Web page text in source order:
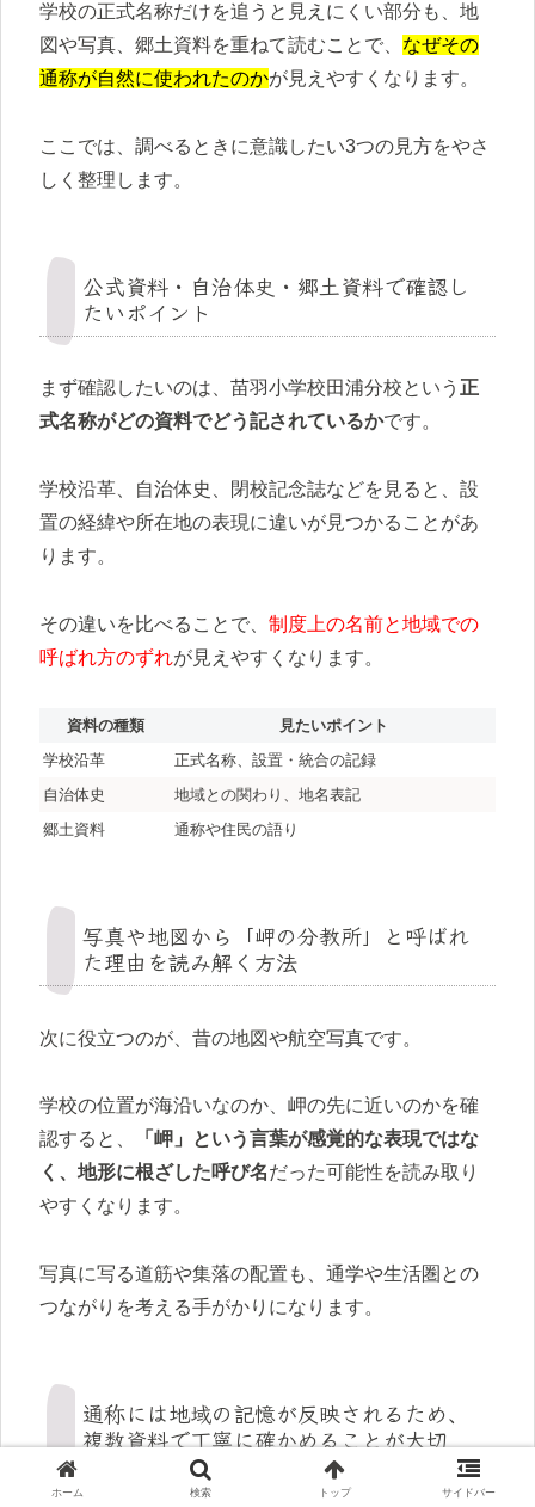
学校の正式名称だけを追うと見えにくい部分も、地
図や写真、郷土資料を重ねて読むことで、 なぜその
通称が自然に使われたのかが見えやすくなります。
ここでは、調べるときに意識したい3つの見方をやさ
しく整理します。
公式資料・自治体史・郷土資料で確認し
たいポイント
まず確認したいのは、苗羽小学校田浦分校という 正
式名称がどの資料でどう記されているかです。
学校沿革、自治体史、閉校記念誌などを見ると、設
置の経緯や所在地の表現に違いが見つかることがあ
ります。
その違いを比べることで、 制度上の名前と地域での
呼ばれ方のずれが見えやすくなります。
資料の種類
見たいポイント
学校沿革
正式名称、設置・統合の記録
自治体史
地域との関わり、地名表記
郷土資料
通称や住民の語り
写真や地図から「岬の分教所」と呼ばれ
た理由を読み解く方法
次に役立つのが、昔の地図や航空写真です。
学校の位置が海沿いなのか、岬の先に近いのかを確
認すると、
「岬」という言葉が感覚的な表現ではな
く、地形に根ざした呼び名だった可能性を読み取り
やすくなります。
写真に写る道筋や集落の配置も、通学や生活圏との
つながりを考える手がかりになります。
通称には地域の記憶が反映されるため、
複数資料で丁寧に確かめることが大切
ホーム 検索 トップ サイドバー